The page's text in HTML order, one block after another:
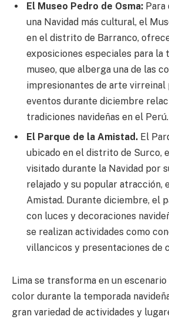
El Museo Pedro de Osma:
una Navidad más cultural, el
en el distrito de Barranco,
exposiciones especiales para la
museo, que alberga una de las
impresionantes de arte virreinal
eventos durante diciembre
tradiciones navideñas en el Perú.
El Parque de la Amistad. El
ubicado en el distrito de Surco,
visitado durante la Navidad por
relajado y su popular atracción,
Amistad. Durante diciembre, el
con luces y decoraciones
se realizan actividades como
villancicos y presentaciones de
Lima se transforma en un
color durante la temporada
gran variedad de actividades y